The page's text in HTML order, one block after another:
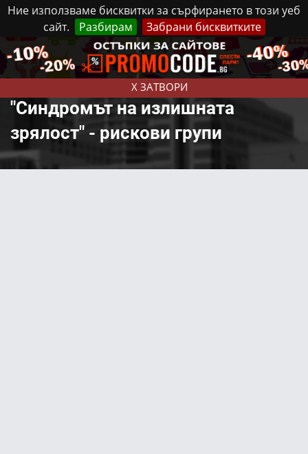
Ние използваме бисквитки за сърфирането в този уеб
сайт.
Разбирам Забрани бисквитките
X ЗАТВОРИ
Събота, 8 Август, 2026 Реклама Контакти
"Синдромът на излишната
зрялост" - рискови групи